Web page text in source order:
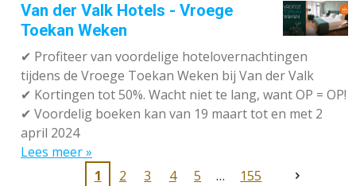
Van der Valk Hotels - Vroege
Toekan Weken
✔ Profiteer van voordelige hotelovernachtingen
tijdens de Vroege Toekan Weken bij Van der Valk
✔ Kortingen tot 50%. Wacht niet te lang, want OP = OP!
✔ Voordelig boeken kan van 19 maart tot en met 2
april 2024
Lees meer »
1
2 3 4 5 155